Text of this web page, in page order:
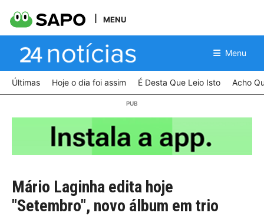
MENU
Menu
Últimas Hoje o dia foi assim É Desta Que Leio Isto Acho
Mário Laginha edita hoje
"Setembro", novo álbum em trio